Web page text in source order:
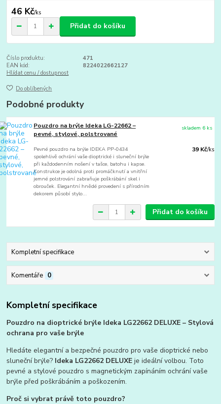
46 Kč/ks
Přidat do košíku
Číslo produktu:
471
EAN kód:
8224022662127
Hlídat cenu / dostupnost
Do oblíbených
Podobné produkty
Pouzdro na brýle Ideka LG-22662 –
pevné, stylové, polstrované
Pevné pouzdro na brýle IDEKA PP-0434
spolehlivě ochrání vaše dioptrické i sluneční brýle
při každodenním nošení v tašce, batohu i kapse.
Konstrukce je odolná proti promáčknutí a vnitřní
jemné polstrování zabraňuje poškrábání skel i
obrouček. Elegantní hnědé provedení s přírodním
dekorem působí stylo...
39 Kč/ks
skladem 6 ks
Přidat do košíku
Kompletní specifikace
Komentáře 0
Kompletní specifikace
Pouzdro na dioptrické brýle Ideka LG22662 DELUXE – Stylová
ochrana pro vaše brýle
Hledáte elegantní a bezpečné pouzdro pro vaše dioptrické nebo
sluneční brýle? Ideka LG22662 DELUXE je ideální volbou. Toto
pevné a stylové pouzdro s magnetickým zapínáním ochrání vaše
brýle před poškrábáním a poškozením.
Proč si vybrat právě toto pouzdro?